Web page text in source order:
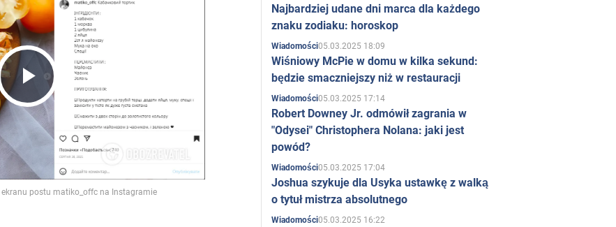
Play
Video
Najbardziej udane dni marca dla każdego
znaku zodiaku: horoskop
Wiadomości05.03.2025 18:09
Wiśniowy McPie w domu w kilka sekund:
będzie smaczniejszy niż w restauracji
Wiadomości05.03.2025 17:14
Robert Downey Jr. odmówił zagrania w
"Odysei" Christophera Nolana: jaki jest
powód?
Wiadomości05.03.2025 17:04
Joshua szykuje dla Usyka ustawkę z walką
o tytuł mistrza absolutnego
Wiadomości05.03.2025 16:22